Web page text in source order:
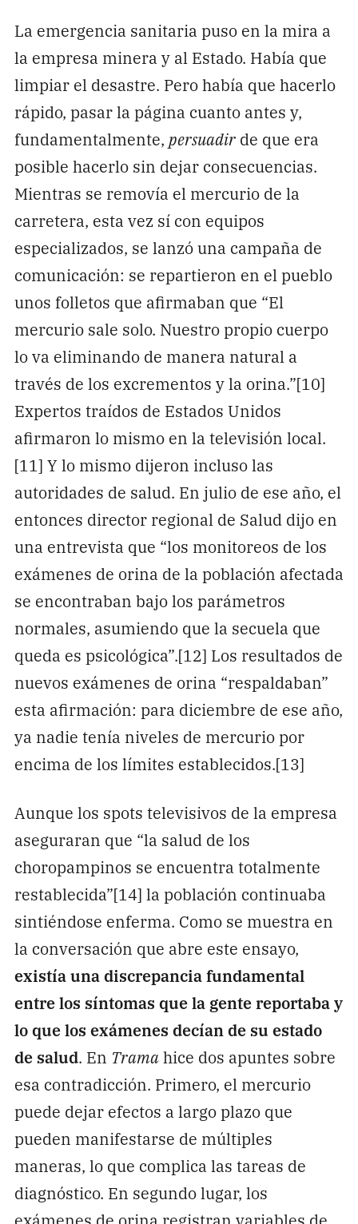
La emergencia sanitaria puso en la mira a
la empresa minera y al Estado. Había que
limpiar el desastre. Pero había que hacerlo
rápido, pasar la página cuanto antes y,
fundamentalmente, persuadirde que era
posible hacerlo sin dejar consecuencias.
Mientras se removía el mercurio de la
carretera, esta vez sí con equipos
especializados, se lanzó una campaña de
comunicación: se repartieron en el pueblo
unos folletos que afirmaban que “El
mercurio sale solo. Nuestro propio cuerpo
lo va eliminando de manera natural a
través de los excrementos y la orina.”[10]
Expertos traídos de Estados Unidos
afirmaron lo mismo en la televisión local.
[11] Y lo mismo dijeron incluso las
autoridades de salud. En julio de ese año, el
entonces director regional de Salud dijo en
una entrevista que “los monitoreos de los
exámenes de orina de la población afectada
se encontraban bajo los parámetros
normales, asumiendo que la secuela que
queda es psicológica”.[12] Los resultados de
nuevos exámenes de orina “respaldaban”
esta afirmación: para diciembre de ese año,
ya nadie tenía niveles de mercurio por
encima de los límites establecidos.[13]
Aunque los spots televisivos de la empresa
aseguraran que “la salud de los
choropampinos se encuentra totalmente
restablecida”[14] la población continuaba
sintiéndose enferma. Como se muestra en
la conversación que abre este ensayo,
existía una discrepancia fundamental
entre los síntomas que la gente reportaba y
lo que los exámenes decían de su estado
de salud. En Tramahice dos apuntes sobre
esa contradicción. Primero, el mercurio
puede dejar efectos a largo plazo que
pueden manifestarse de múltiples
maneras, lo que complica las tareas de
diagnóstico. En segundo lugar, los
exámenes de orina registran variables de